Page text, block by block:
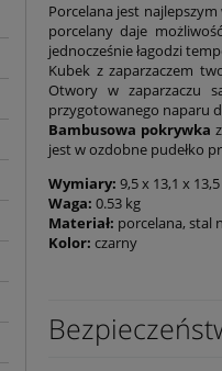
Porcelana jest
porcelany daje
jednocześnie łagodzi
Kubek z zaparzaczem
Otwory w zaparzaczu
przygotowanego naparu
Bambusowa pokrywka
jest w ozdobne pudełko
Wymiary: 9,5 x 13,1 x
Waga: 0.53 kg
Materiał: porcelana, stal
Kolor: czarny